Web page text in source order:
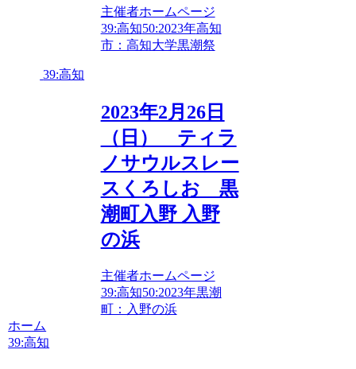
主催者ホームページ
39:高知50:2023年高知
市：高知大学黒潮祭
39:高知
2023年2月26日
（日） ティラ
ノサウルスレー
スくろしお 黒
潮町入野 入野
の浜
主催者ホームページ
39:高知50:2023年黒潮
町：入野の浜
ホーム
39:高知